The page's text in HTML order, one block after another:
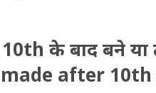
10th के बाद बने
made after